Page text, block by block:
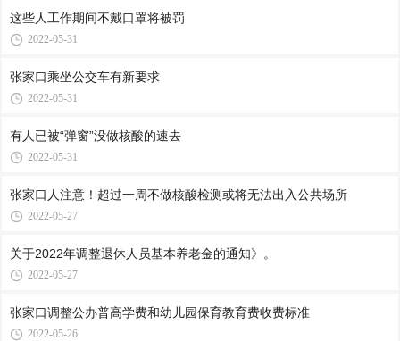
这些人工作期间不戴口罩将被罚
2022-05-31
张家口乘坐公交车有新要求
2022-05-31
有人已被“弹窗”没做核酸的速去
2022-05-31
张家口人注意！超过一周不做核酸检测或将无法出入公共场所
2022-05-27
关于2022年调整退休人员基本养老金的通知》。
2022-05-27
张家口调整公办普高学费和幼儿园保育教育费收费标准
2022-05-26